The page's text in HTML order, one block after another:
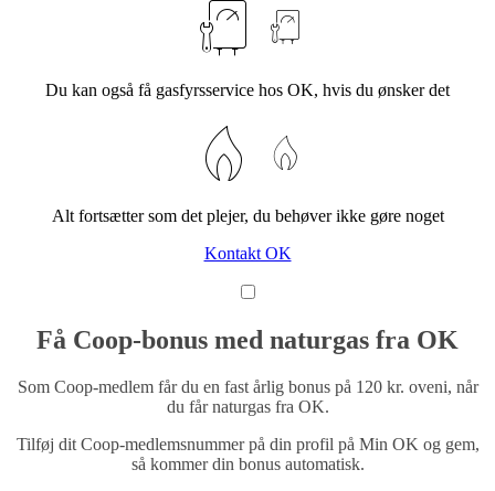
Du kan også få gasfyrsservice hos OK, hvis du ønsker det
Alt fortsætter som det plejer, du behøver ikke gøre noget
Kontakt OK
Få Coop-bonus med naturgas fra OK
Som Coop-medlem får du en fast årlig bonus på 120 kr. oveni, når
du får naturgas fra OK.
Tilføj dit Coop-medlemsnummer på din profil på Min OK og gem,
så kommer din bonus automatisk.